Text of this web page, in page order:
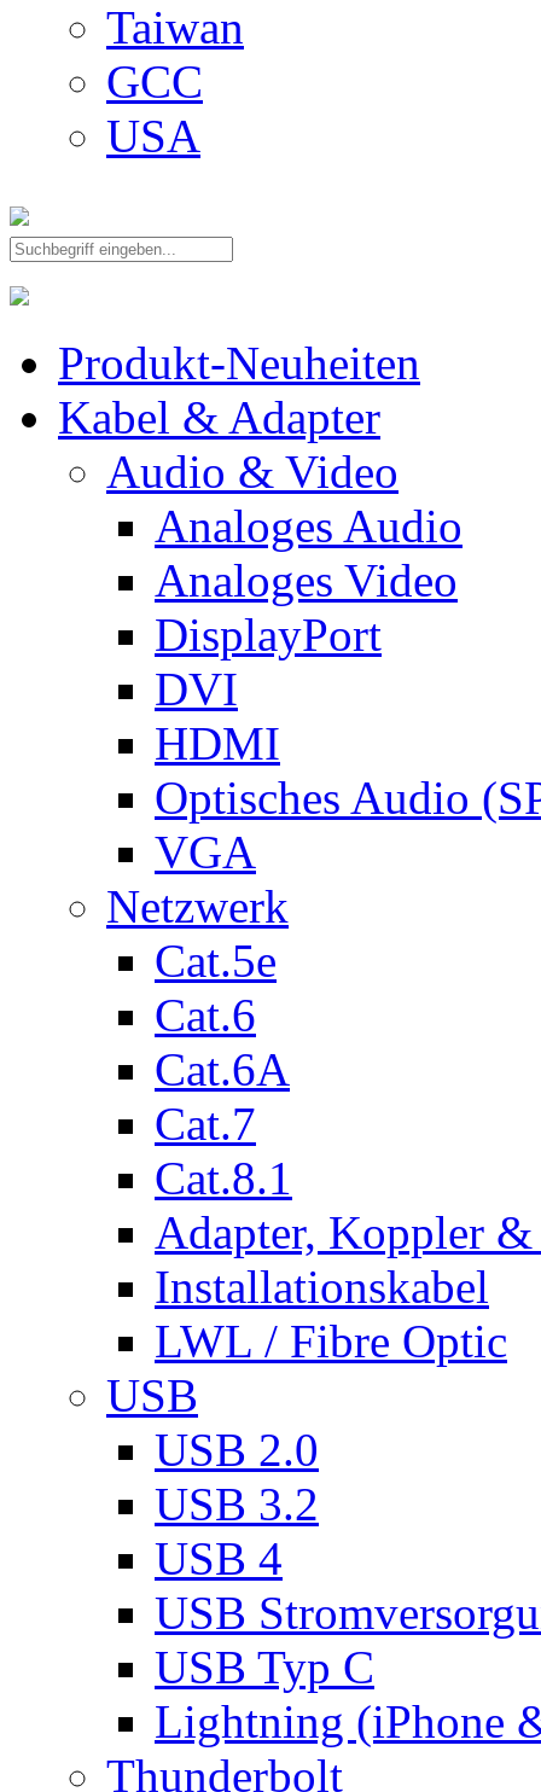
Taiwan
GCC
USA
Produkt-Neuheiten
Kabel & Adapter
Audio & Video
Analoges Audio
Analoges Video
DisplayPort
DVI
HDMI
Optisches Audio
VGA
Netzwerk
Cat.5e
Cat.6
Cat.6A
Cat.7
Cat.8.1
Adapter, Koppler &
Installationskabel
LWL / Fibre Optic
USB
USB 2.0
USB 3.2
USB 4
USB
USB Typ C
Lightning (iPhone
Thunderbolt